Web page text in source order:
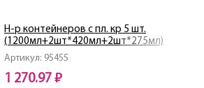
Артикул: 95455
Н-р контейнеров с пл. кр 5 шт.
(1200мл+2шт*420мл+2шт*275мл)
1 270.97 ₽